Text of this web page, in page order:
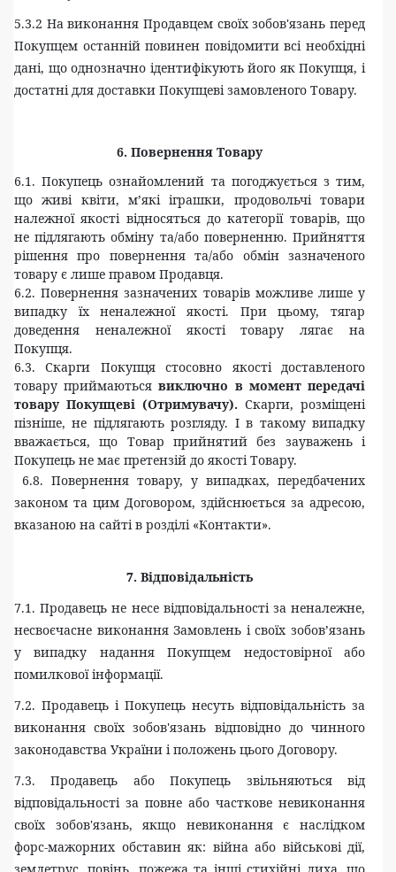
5.3.2 На виконання Продавцем своїх зобов'язань перед
Покупцем останній повинен повідомити всі необхідні
дані, що однозначно ідентифікують його як Покупця, і
достатні для доставки Покупцеві замовленого Товару.
6. Повернення Товару
6.1. Покупець ознайомлений та погоджується з тим,
що живі квіти, м’які іграшки, продовольчі товари
належної якості відносяться до категорії товарів, що
не підлягають обміну та/або поверненню. Прийняття
рішення про повернення та/або обмін зазначеного
товару є лише правом Продавця.
6.2. Повернення зазначених товарів можливе лише у
випадку їх неналежної якості. При цьому, тягар
доведення неналежної якості товару лягає на
Покупця.
6.3. Скарги Покупця стосовно якості доставленого
товару приймаютьсявиключно в момент передачі
товару Покупцеві (Отримувачу).Скарги, розміщені
пізніше, не підлягають розгляду. І в такому випадку
вважається, що Товар прийнятий без зауважень і
Покупець не має претензій до якості Товару.
6.8. Повернення товару, у випадках, передбачених
законом та цим Договором, здійснюється за адресою,
вказаною на сайті в розділі «Контакти».
7. Відповідальність
7.1. Продавець не несе відповідальності за неналежне,
несвоєчасне виконання Замовлень і своїх зобов’язань
у випадку надання Покупцем недостовірної або
помилкової інформації.
7.2. Продавець і Покупець несуть відповідальність за
виконання своїх зобов'язань відповідно до чинного
законодавства України і положень цього Договору.
7.3. Продавець або Покупець звільняються від
відповідальності за повне або часткове невиконання
своїх зобов'язань, якщо невиконання є наслідком
форс-мажорних обставин як: війна або військові дії,